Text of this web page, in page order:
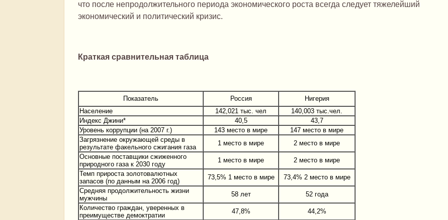
что после непродолжительного периода экономического роста всегда следует тяжелейший
экономический и политический кризис.
Краткая сравнительная таблица
Показатель Россия
Нигерия
Население
142,021 тыс. чел
140,003 тыс.чел.
Индекс Джини*
40,5
43,7
Уровень коррупции (на 2007 г.)
143 место в мире
147 место в мире
Загрязнение окружающей среды в
результате факельного сжигания газа
1 место в мире
2 место в мире
Основные поставщики сжиженного
природного газа к 2030 году
1 место в мире
2 место в мире
Темп прироста золотовалютных
запасов (по данным на 2006 год)
73,5% 1 место в мире
73,4% 2 место в мире
Средняя продолжительность жизни
мужчины
58 лет
52 года
Количество граждан, уверенных в
преимуществе демоктратии
47,8%
44,2%